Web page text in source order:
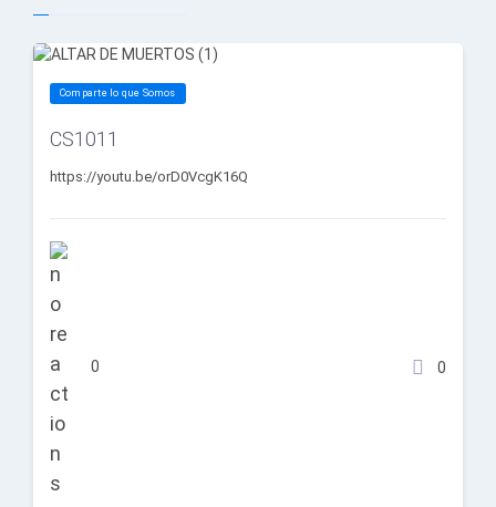
Comparte lo que Somos
CS1011
https://youtu.be/orD0VcgK16Q
0 0